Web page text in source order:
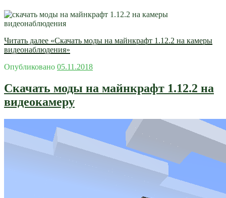
Читать далее «Скачать моды на майнкрафт 1.12.2 на камеры
видеонаблюдения»
Опубликовано 05.11.2018
Скачать моды на майнкрафт 1.12.2 на
видеокамеру